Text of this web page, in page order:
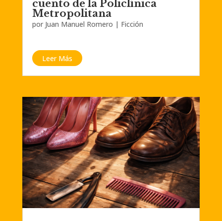
cuento de la Policlínica
Metropolitana
por Juan Manuel Romero | Ficción
Leer Más